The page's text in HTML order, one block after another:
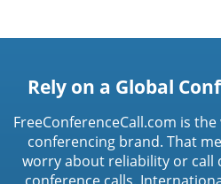
Rely on a Global
FreeConferenceCall.com is
conferencing brand. That
worry about reliability or